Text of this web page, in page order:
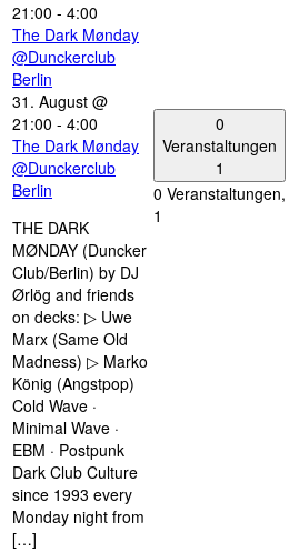
21:00 - 4:00
The Dark Mønday
@Dunckerclub
Berlin
31. August @
21:00 - 4:00
The Dark Mønday
@Dunckerclub
Berlin
THE DARK
MØNDAY (Duncker
Club/Berlin) by DJ
Ørlög and friends
on decks: ▷ Uwe
Marx (Same Old
Madness) ▷ Marko
König (Angstpop)
Cold Wave ·
Minimal Wave ·
EBM · Postpunk
Dark Club Culture
since 1993 every
Monday night from
[…]
0
Veranstaltungen
1
0 Veranstaltungen,
1